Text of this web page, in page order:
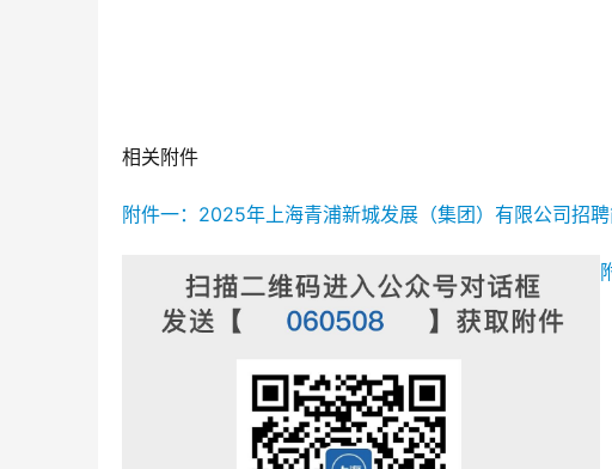
相关附件
附件一：2025年上海青浦新城发展（集团）有限公司招